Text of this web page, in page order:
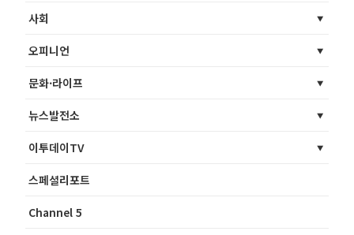
사회
오피니언
문화·라이프
뉴스발전소
이투데이TV
스페셜리포트
Channel 5